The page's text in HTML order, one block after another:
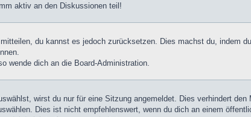
aktiv an den Diskussionen teil!
du kannst es jedoch zurücksetzen. Dies machst du, indem
wende dich an die Board-Administration.
wirst du nur für eine Sitzung angemeldet. Dies verhindert
Dies ist nicht empfehlenswert, wenn du dich an einem